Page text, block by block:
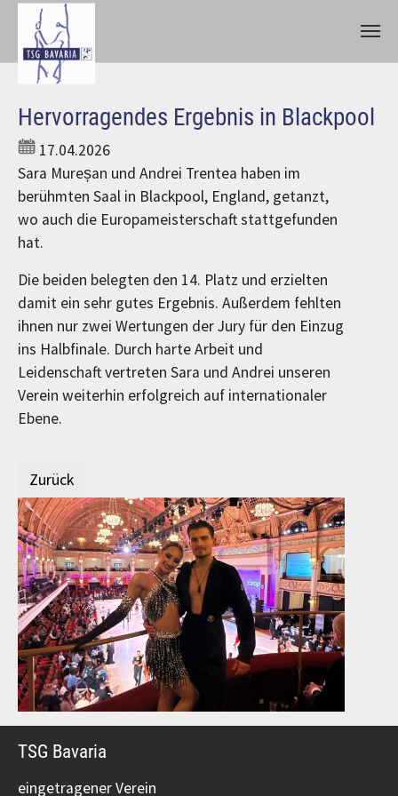
Zum Hauptinhalt springen
Hervorragendes Ergebnis in Blackpool
17.04.2026
Sara Mureșan und Andrei Trentea haben im
berühmten Saal in Blackpool, England, getanzt,
wo auch die Europameisterschaft stattgefunden
hat.
Die beiden belegten den 14. Platz und erzielten
damit ein sehr gutes Ergebnis. Außerdem fehlten
ihnen nur zwei Wertungen der Jury für den Einzug
ins Halbfinale. Durch harte Arbeit und
Leidenschaft vertreten Sara und Andrei unseren
Verein weiterhin erfolgreich auf internationaler
Ebene.
Zurück
TSG Bavaria
eingetragener Verein